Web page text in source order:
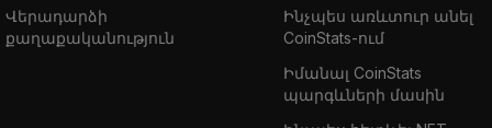
Վերադարձի
քաղաքականություն
Ինչպես առևտուր անել
CoinStats-ում
Իմանալ CoinStats
պարգևների մասին